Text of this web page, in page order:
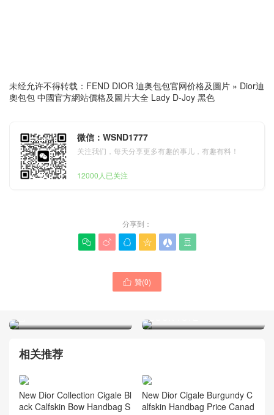
未经允许不得转载： FEND DIOR 迪奥包包官网价格及圖片 » Dior迪
奧包包 中國官方網站價格及圖片大全 Lady D-Joy 黑色
微信：WSND1777
关注我们，每天分享更多有趣的事儿，有趣有料！
12000人已关注
分享到：
     
 贊(0)Dior迪奧包包代購多少錢 中
New Dior Collection Cigale Bl
ack Calfskin Bow Handbag S
audi Arabia
New Dior Cigale Burgundy C
alfskin Handbag Price Canad
a